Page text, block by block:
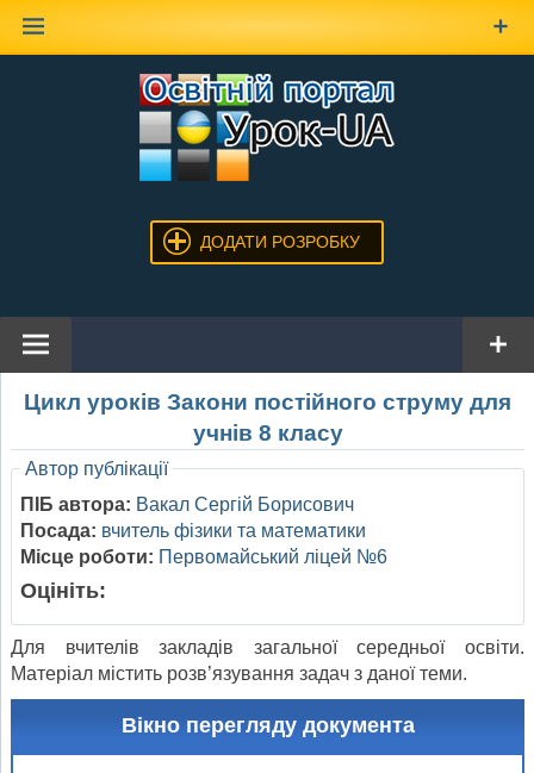
ДОДАТИ РОЗРОБКУ
Цикл уроків Закони постійного струму для
учнів 8 класу
Автор публікації
ПІБ автора: Вакал Сергій Борисович
Посада: вчитель фізики та математики
Місце роботи: Первомайський ліцей №6
Оцініть:
Для вчителів закладів загальної середньої освіти.
Матеріал містить розв’язування задач з даної теми.
Вікно перегляду документа